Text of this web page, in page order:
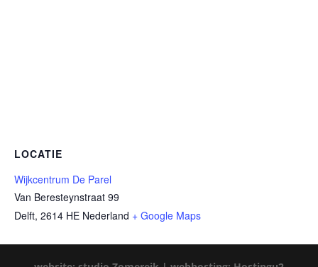
LOCATIE
Wijkcentrum De Parel
Van Beresteynstraat 99
Delft, 2614 HE Nederland + Google Maps